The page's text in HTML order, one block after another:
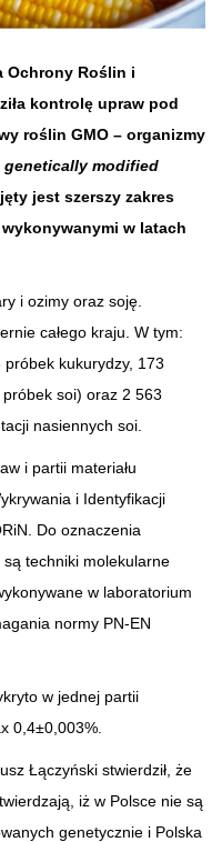
Ochrony Roślin i
kontrolę upraw pod
roślin GMO – organizmy
genetically modified
jest szerszy zakres
w latach
i ozimy oraz soję.
całego kraju. W tym:
kukurydzy, 173
soi) oraz 2 563
nasiennych soi.
i partii materiału
i Identyfikacji
Do oznaczenia
techniki molekularne
w laboratorium
normy PN-EN
w jednej partii
0,4±0,003%.
Łączyński stwierdził, że
iż w Polsce nie są
genetycznie i Polska